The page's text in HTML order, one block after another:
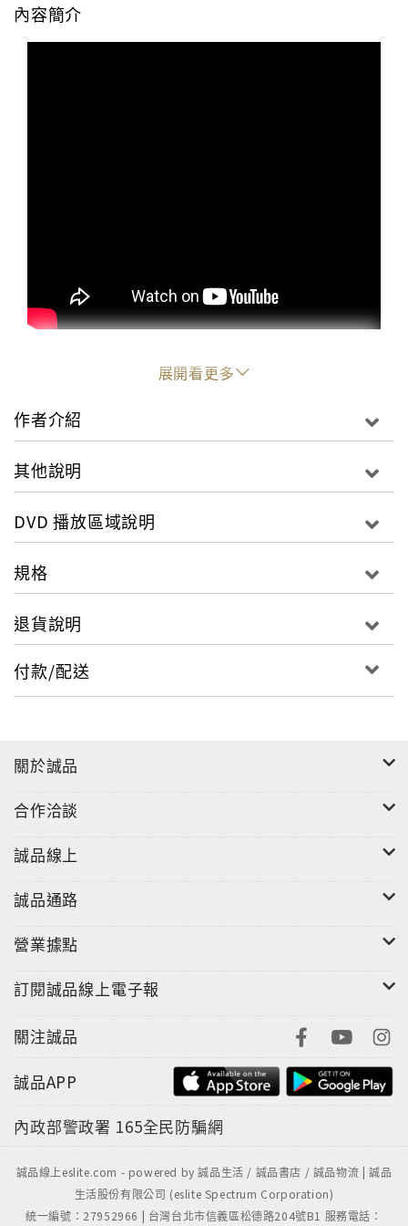
內容簡介
◎榮獲義大利奧斯卡最佳導演等十一項大獎提名
愛蓮娜跟安東尼雨天相逢，正所謂不打不相識，兩
人從裡到外、從頭到尾都表現出天差地遠的個性，
無論是性格、人生價值觀、甚有交友態度，都有著
極大的落差。但是，他們卻對彼此有著致命的吸引
力。
雖然愛蓮娜已經有一個未婚夫，但突然間她生命中
的遊戲規則有了180度的大改變，她要如何面對這
激盪又突如其來的感情變化？更可怕的是，安東尼
的未婚妻恰好也是愛蓮娜的手帕交。他們兩個在愛
情與友情間，要如何選擇?
娜生命中唯一的動盪…
聲道：Dolby Digital 5.1
時間：111分鐘
發音：義大利語
級別：輔導級
展開看更多
作者介紹
其他說明
DVD 播放區域說明
規格
退貨說明
付款/配送
關於誠品
合作洽談
誠品線上
誠品通路
營業據點
訂閱誠品線上電子報
關注誠品
誠品APP
內政部警政署 165全民防騙網
誠品線上eslite.com - powered by 誠品生活 / 誠品書店 / 誠品物流 | 誠品
生活股份有限公司 (eslite Spectrum Corporation)
統一編號：27952966 | 台灣台北市信義區松德路204號B1 服務電話：